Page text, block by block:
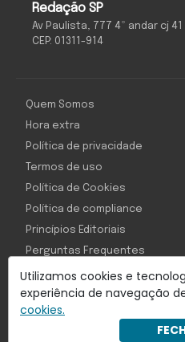
Utilizamos cookies e
experiência de navegação
cookies.
Redação SP
Av Paulista, 777 4º andar cj
CEP: 01311-914
Com inteligência e tecnologia:
Object1ve - Marketing Solution
Quem Somos
Hora extra
Política de privacidade
Termos de uso
Política de Cookies
Política de compliance
Princípios Editoriais
Perguntas Frequentes